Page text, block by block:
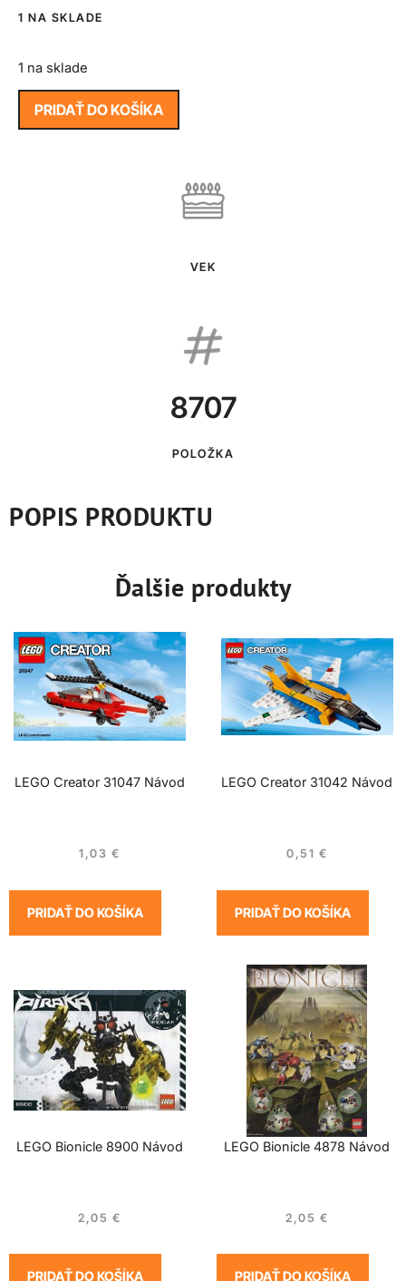
1 NA SKLADE
1 na sklade
PRIDAŤ DO KOŠÍKA
VEK
8707
POLOŽKA
POPIS PRODUKTU
Ďalšie produkty
LEGO Creator 31047 Návod
1,03 €
PRIDAŤ DO KOŠÍKA
LEGO Creator 31042 Návod
0,51 €
PRIDAŤ DO KOŠÍKA
LEGO Bionicle 8900 Návod
2,05 €
PRIDAŤ DO KOŠÍKA
LEGO Bionicle 4878 Návod
2,05 €
PRIDAŤ DO KOŠÍKA